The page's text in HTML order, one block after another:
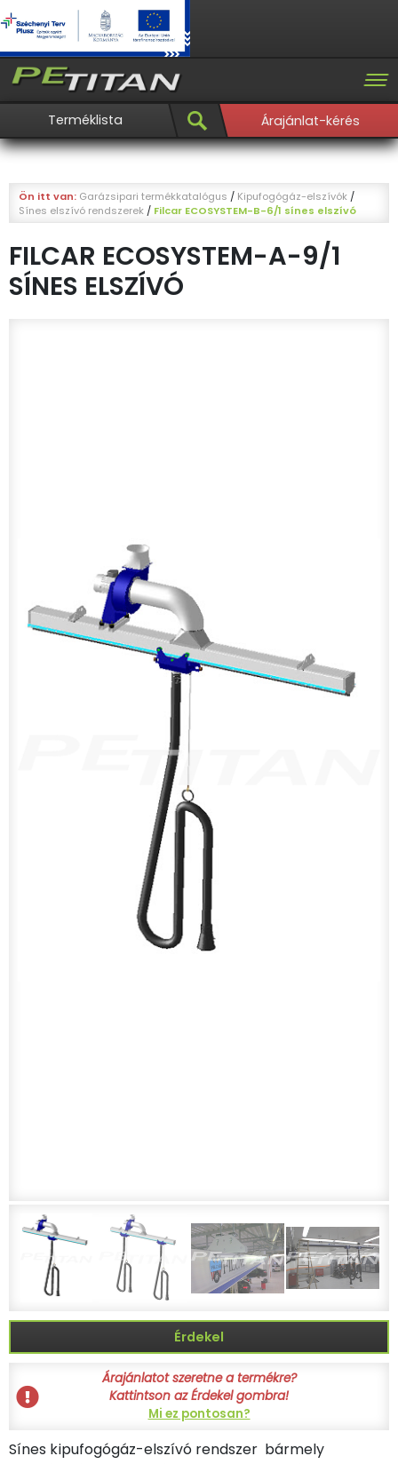
Terméklista Árajánlat-kérés
Ön itt van: Garázsipari termékkatalógus / Kipufogógáz-elszívók /
Sínes elszívó rendszerek / Filcar ECOSYSTEM-B-6/1 sínes elszívó
FILCAR ECOSYSTEM-A-9/1
SÍNES ELSZÍVÓ
Érdekel
Árajánlatot szeretne a termékre?
Kattintson az Érdekel gombra!
Mi ez pontosan?
Sínes kipufogógáz-elszívó rendszer bármely